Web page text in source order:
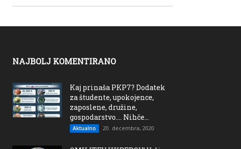
NAJBOLJ KOMENTIRANO
Kaj prinaša PKP7? Dodatek
za študente, upokojence,
zaposlene, družine,
gospodarstvo…. Nihče...
Aktualno 20. decembra, 2020